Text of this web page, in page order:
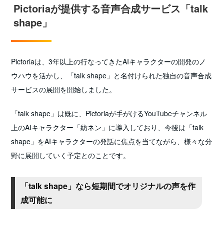
Pictoriaが提供する音声合成サービス「talk
shape」
Pictoriaは、3年以上の行なってきたAIキャラクターの開発のノ
ウハウを活かし、「talk shape」と名付けられた独自の音声合成
サービスの展開を開始しました。
「talk shape」は既に、Pictoriaが手がけるYouTubeチャンネル
上のAIキャラクター「紡ネン」に導入しており、今後は「talk
shape」をAIキャラクターの発話に焦点を当てながら、様々な分
野に展開していく予定とのことです。
「talk shape」なら短期間でオリジナルの声を作
成可能に